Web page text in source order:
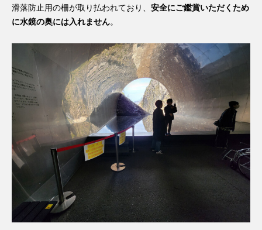
滑落防止用の柵が取り払われており、 安全にご鑑賞いただくため
に水鏡の奥には入れません。